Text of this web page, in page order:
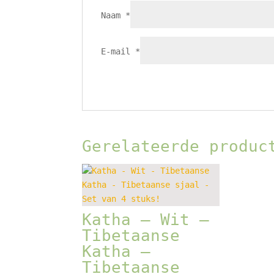
Naam *
E-mail *
Gerelateerde
Katha – Wit –
Tibetaanse
Katha –
Tibetaanse